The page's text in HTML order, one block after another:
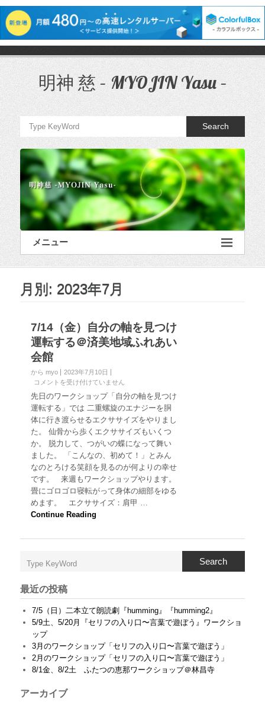
ス
明神 慈 – MYOJIN Yasu –
Search
メニュー
月別: 2023年7月
7/14（金）自分の軸を見つけ
運転する＠済美地域ふれあい
会館
から myo
2023年7月10日
7
/
1
4
（
金
）
自
の
軸
を
見
つ
る
済
美
域
ふ
れ
あ
い
会
館
コメントを受け付けていません
先日のワークショップ「自分の軸を見つけ
運転する」では 二重螺旋のエナジーを胴
体に行き渡らせるエクササイズをやりまし
た。 仙骨から歩くエクササイズもいくつ
か。 脱力して、つがいの蝶になって舞い
ました。 「こんなの、初めて！」とみん
なのとろける笑顔を見るのが何よりの幸せ
です。 来週もワークショップやります。
畳にゴロゴロ寝転がって身体の細部をゆる
めます。 エクササイズ：肩甲 …
Continue Reading
Search
最近の投稿
7/5（日）二本立て朗読劇『humming』『humming2』
5/9土、5/20月『セリフの入り口〜言葉で遊ぼう』ワークショ
ップ
3月のワークショップ「セリフの入り口〜言葉で遊ぼう」
2月のワークショップ「セリフの入り口〜言葉で遊ぼう」
8/1金、8/2土 ふたつの恵那ワークショップ＠林昌寺
アーカイブ